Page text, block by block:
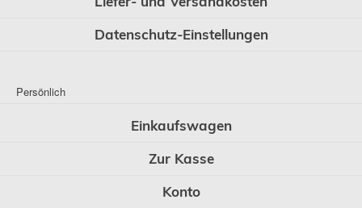
Datenschutz-Einstellungen
Persönlich
Einkaufswagen
Zur Kasse
Konto